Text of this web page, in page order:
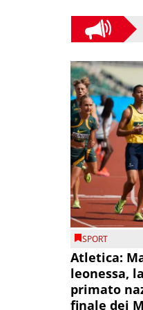
SPORT
Atletica:
leonessa,
primato
finale dei